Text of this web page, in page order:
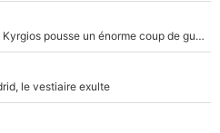
Victime de racisme contre Murray, Kyrgios pousse un énorme coup de gueule !
le vestiaire exulte